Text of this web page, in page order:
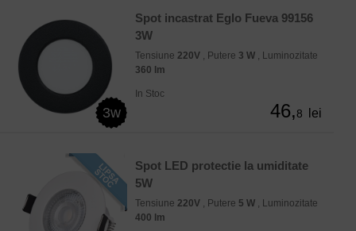
3w
Spot incastrat Eglo Fueva 99156
3W
Tensiune 220V , Putere 3 W , Luminozitate
360 lm
In Stoc
46,8 lei
Spot LED protectie la umiditate
5W
Tensiune 220V , Putere 5 W , Luminozitate
400 lm